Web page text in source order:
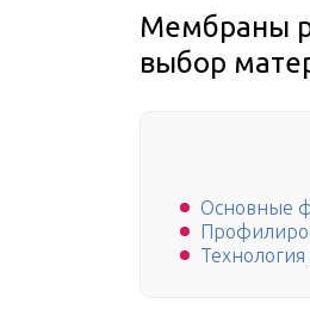
Мембраны
выбор
Основные